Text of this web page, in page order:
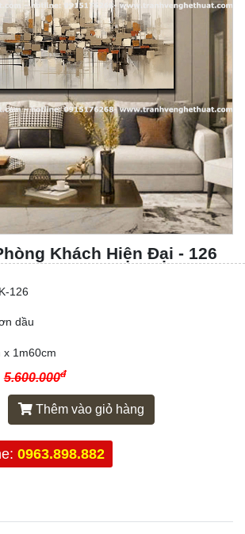
Khách Hiện Đại - 126
126
dầu
x 1m60cm
5.600.000đ
Thêm vào giỏ hàng
0963.898.882